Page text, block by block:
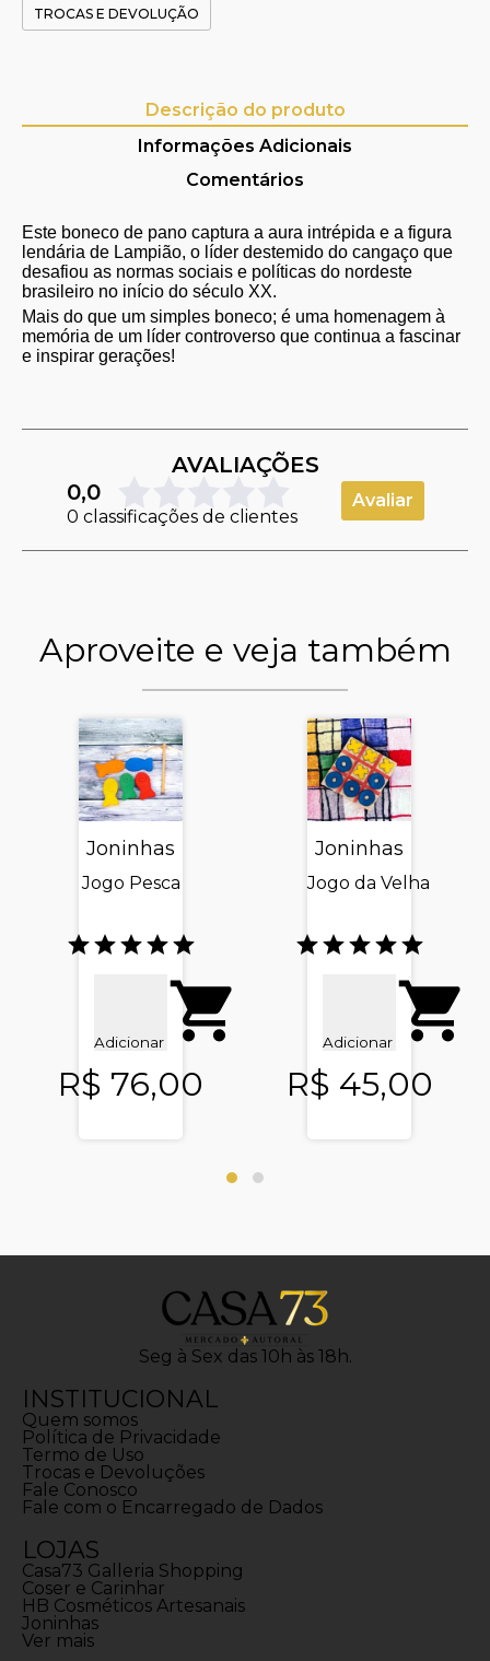
TROCAS E DEVOLUÇÃO
Descrição do produto
Informações Adicionais
Comentários
Este boneco de pano captura a aura intrépida e a figura
lendária de Lampião, o líder destemido do cangaço que
desafiou as normas sociais e políticas do nordeste
brasileiro no início do século XX.
Mais do que um simples boneco; é uma homenagem à
memória de um líder controverso que continua a fascinar
e inspirar gerações!
AVALIAÇÕES
0,0
0 classificações de clientes
Avaliar
Aproveite e veja também
Joninhas
Jogo Pesca
Adicionar
R$ 76,00
Joninhas
Jogo da Velha
Adicionar
R$ 45,00
Seg à Sex das 10h às 18h.
INSTITUCIONAL
Quem somos
Política de Privacidade
Termo de Uso
Trocas e Devoluções
Fale Conosco
Fale com o Encarregado de Dados
LOJAS
Casa73 Galleria Shopping
Coser e Carinhar
HB Cosméticos Artesanais
Joninhas
Ver mais